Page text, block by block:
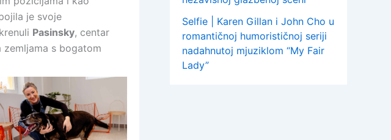
je svoje
Pasinsky, centar
zemljama s bogatom
Selfie | Karen Gillan i John Cho u
romantičnoj humorističnoj seriji
nadahnutoj mjuziklom “My Fair
Lady”